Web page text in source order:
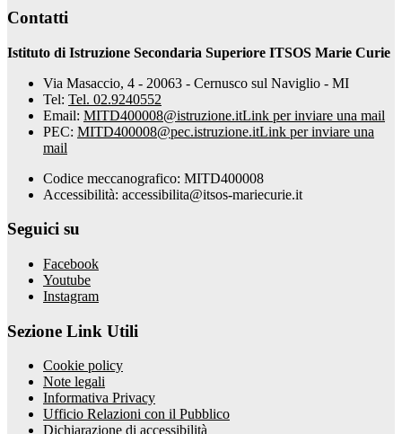
Contatti
Istituto di Istruzione Secondaria Superiore ITSOS Marie Curie
Via Masaccio, 4 - 20063 - Cernusco sul Naviglio - MI
Tel: Tel. 02.9240552
Email: MITD400008@istruzione.itLink per inviare una mail
PEC: MITD400008@pec.istruzione.itLink per inviare una
mail
Codice meccanografico: MITD400008
Accessibilità: accessibilita@itsos-mariecurie.it
Seguici su
Facebook
Youtube
Instagram
Sezione Link Utili
Cookie policy
Note legali
Informativa Privacy
Ufficio Relazioni con il Pubblico
Dichiarazione di accessibilità